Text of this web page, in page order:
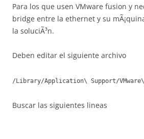
Para los que usen VMware fusion y
bridge entre la ethernet y su
la soluciÃ³n.
Deben editar el siguiente archivo
/Library/Application\ Support/
Buscar las siguientes lineas